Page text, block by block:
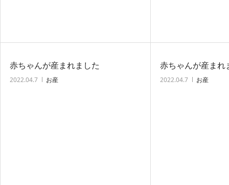
赤ちゃんが産まれました
2022.04.7 お産
赤ちゃんが産まれ
2022.04.7 お産